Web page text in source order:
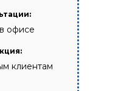
клиентам
офисе